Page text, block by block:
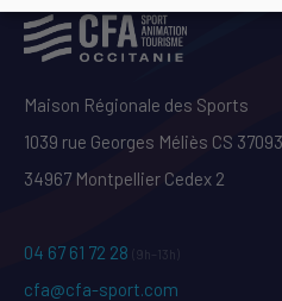
Maison Régionale des Sports
1039 rue Georges Méliès CS 37093
34967 Montpellier Cedex 2
04 67 61 72 28 (9h–13h)
cfa@cfa-sport.com